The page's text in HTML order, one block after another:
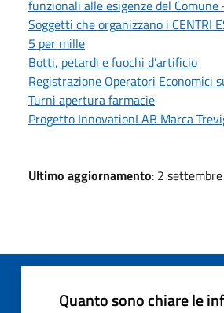
funzionali alle esigenze del Comune
Soggetti che organizzano i CENTRI
5 per mille
Botti, petardi e fuochi d’artificio
Registrazione Operatori Economici
Turni apertura farmacie
Progetto InnovationLAB Marca
Ultimo aggiornamento: 2
Quanto sono chiare le